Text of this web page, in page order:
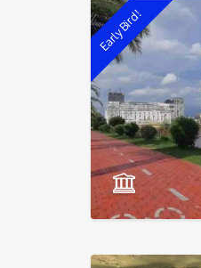
Early Bird!